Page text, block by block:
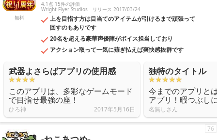
無料
4.1点 15件の評価
Wright Flyer Studios リリース 2017/03/24
上を目指す方は目当てのアイテムが引けるまで頑張って
回すのもありです
20名を超える豪華声優陣がボイス担当しており
アクション取って一気に薙ぎ払えば爽快感抜群です
武器よさらばアプリの使用感
このアプリは、多彩なゲームモード
で目指せ最強の座！
ひろ神 2017年5月16日
独特のタイトル
今までのアプリと
アプリ！暇つぶし
名無しさん
76